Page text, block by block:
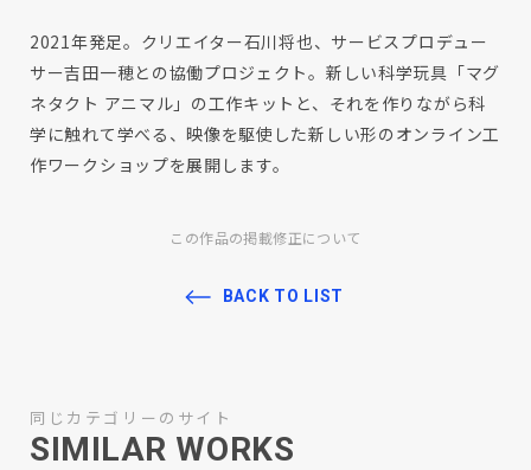
2021年発足。クリエイター石川将也、サービスプロデュー
サー吉田一穂との協働プロジェクト。新しい科学玩具「マグ
ネタクト アニマル」の工作キットと、それを作りながら科
学に触れて学べる、映像を駆使した新しい形のオンライン工
作ワークショップを展開します。
この作品の掲載修正について
BACK TO LIST
同じカテゴリーのサイト
SIMILAR WORKS